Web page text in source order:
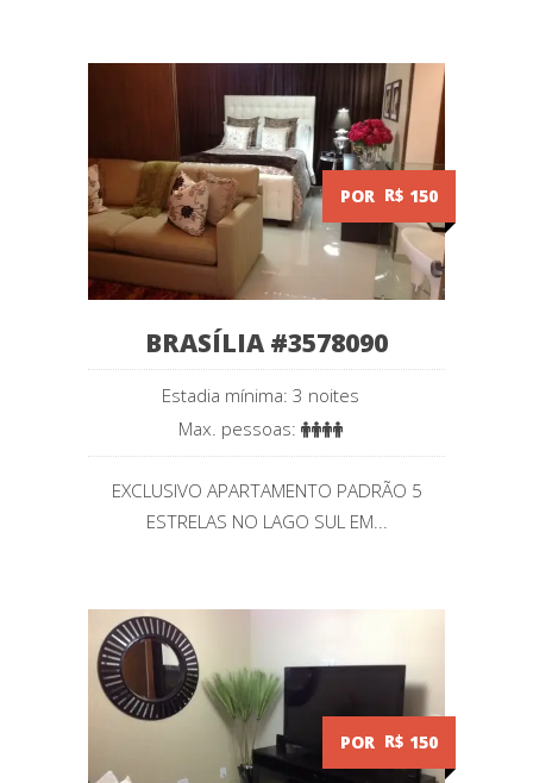
POR R$ 150
BRASÍLIA #3578090
Estadia mínima: 3 noites
Max. pessoas:
EXCLUSIVO APARTAMENTO PADRÃO 5
ESTRELAS NO LAGO SUL EM...
POR R$ 150